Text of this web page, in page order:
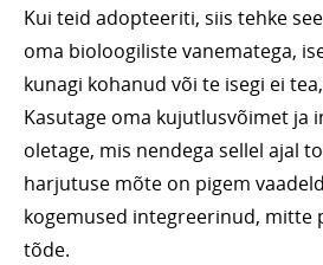
Kui teid adopteeriti, siis tehke
oma bioloogiliste vanematega,
kunagi kohanud või te isegi ei
Kasutage oma kujutlusvõimet ja
oletage, mis nendega sellel ajal
harjutuse mõte on pigem
kogemused integreerinud, mitte
tõde.